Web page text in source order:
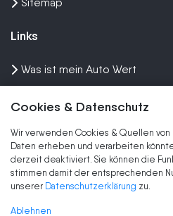
Cookies & Datenschutz
Wir verwenden Cookies & Quellen
Daten erheben und verarbeiten
derzeit deaktiviert. Sie können die
stimmen damit der entsprechenden
unserer Datenschutzerklärung zu.
Ablehnen
Links
Was ist mein Auto Wert
Wir kaufen dein Auto
Marken